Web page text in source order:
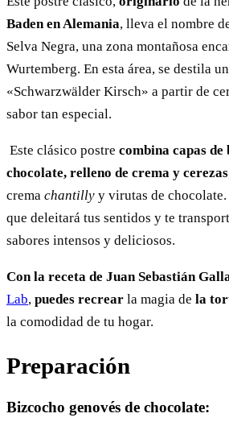
Baden en Alemania, lleva el nombre
Selva Negra, una zona montañosa
Wurtemberg. En esta área, se destila
«Schwarzwälder Kirsch» a partir de
sabor tan especial.
Este clásico postre combina capas de
chocolate, relleno de crema y cerezas
crema chantilly y virutas de
que deleitará tus sentidos y te
sabores intensos y deliciosos.
Con la receta de Juan Sebastián
Lab, puedes recrear la magia de la
la comodidad de tu hogar.
Preparación
Bizcocho genovés de chocolate: